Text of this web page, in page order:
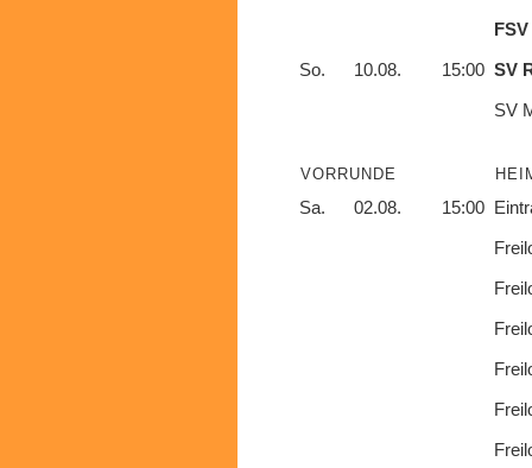
So.
10.08. 15:00 SV
SV
VORRUNDE
Sa. 02.08. 15:00